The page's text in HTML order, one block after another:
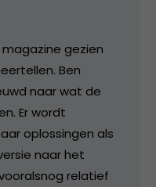
gezien
Ben
naar wat de
Er wordt
oplossingen als
naar het
relatief